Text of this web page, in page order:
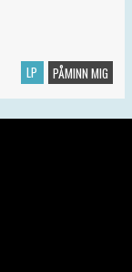
LP PÅMINN MIG